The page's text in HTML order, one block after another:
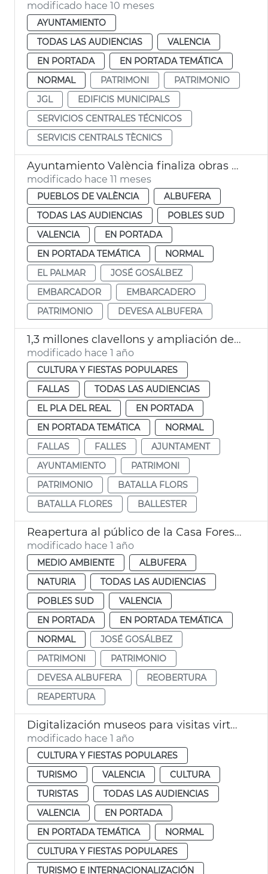
modificado hace 10 meses
AYUNTAMIENTO
TODAS LAS AUDIENCIAS
VALENCIA
EN PORTADA
EN PORTADA TEMÁTICA
NORMAL
PATRIMONI
PATRIMONIO
JGL
EDIFICIS MUNICIPALS
SERVICIOS CENTRALES TÉCNICOS
SERVICIS CENTRALS TÈCNICS
Ayuntamiento València finaliza obras embarcadero El Palmar
modificado hace 11 meses
PUEBLOS DE VALÈNCIA
ALBUFERA
TODAS LAS AUDIENCIAS
POBLES SUD
VALENCIA
EN PORTADA
EN PORTADA TEMÁTICA
NORMAL
EL PALMAR
JOSÉ GOSÁLBEZ
EMBARCADOR
EMBARCADERO
PATRIMONIO
DEVESA ALBUFERA
1,3 millones clavellons y ampliación decoración tribuna autoridades Batalla Flores
modificado hace 1 año
CULTURA Y FIESTAS POPULARES
FALLAS
TODAS LAS AUDIENCIAS
EL PLA DEL REAL
EN PORTADA
EN PORTADA TEMÁTICA
NORMAL
FALLAS
FALLES
AJUNTAMENT
AYUNTAMIENTO
PATRIMONI
PATRIMONIO
BATALLA FLORS
BATALLA FLORES
BALLESTER
Reapertura al público de la Casa Forestal de la Devesa
modificado hace 1 año
MEDIO AMBIENTE
ALBUFERA
NATURIA
TODAS LAS AUDIENCIAS
POBLES SUD
VALENCIA
EN PORTADA
EN PORTADA TEMÁTICA
NORMAL
JOSÉ GOSÁLBEZ
PATRIMONI
PATRIMONIO
DEVESA ALBUFERA
REOBERTURA
REAPERTURA
Digitalización museos para visitas virtuales
modificado hace 1 año
CULTURA Y FIESTAS POPULARES
TURISMO
VALENCIA
CULTURA
TURISTAS
TODAS LAS AUDIENCIAS
VALENCIA
EN PORTADA
EN PORTADA TEMÁTICA
NORMAL
CULTURA Y FIESTAS POPULARES
TURISMO E INTERNACIONALIZACIÓN